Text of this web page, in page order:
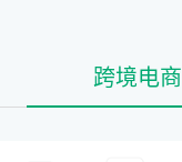
跨境电商